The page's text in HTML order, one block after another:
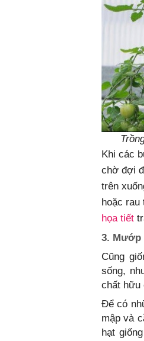
Khi các
chờ đợi
trên
hoặc rau
họa tiết
3. Mướp
Cũng
sống,
chất hữu
Để có
mập và
hạt